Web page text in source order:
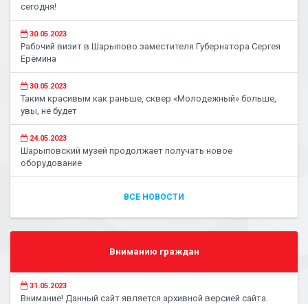
сегодня!
30.05.2023
Рабочий визит в Шарыпово заместителя Губернатора Сергея
Ерёмина
30.05.2023
Таким красивым как раньше, сквер «Молодежный» больше,
увы, не будет
24.05.2023
Шарыповский музей продолжает получать новое
оборудование
ВСЕ НОВОСТИ
Вниманию граждан
31.05.2023
Внимание! Данный сайт является архивной версией сайта.